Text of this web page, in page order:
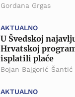
Gordana Grgas
AKTUALNO
U Švedskoj
Hrvatskoj
isplatili plaće
Bojan Bajgorić Šantić
AKTUALNO